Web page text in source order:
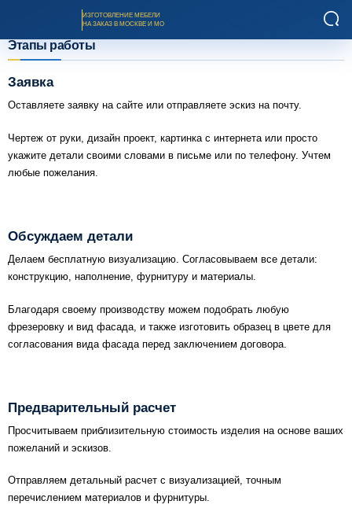
ИЗГОТОВЛЕНИЕ МЕБЕЛИ
НА ЗАКАЗ В МОСКВЕ И МО
Заказать звонок
О компании
Рассрочка и кредит
Акции и скидки
Этапы работы
Заявка
Оставляете заявку на сайте или отправляете эскиз на почту.
Чертеж от руки, дизайн проект, картинка с интернета или просто
укажите детали своими словами в письме или по телефону. Учтем
любые пожелания.
Обсуждаем детали
Делаем бесплатную визуализацию. Согласовываем все детали:
конструкцию, наполнение, фурнитуру и материалы.
Благодаря своему производству можем подобрать любую
фрезеровку и вид фасада, и также изготовить образец в цвете для
согласования вида фасада перед заключением договора.
Предварительный расчет
Просчитываем приблизительную стоимость изделия на основе ваших
пожеланий и эскизов.
Отправляем детальный расчет с визуализацией, точным
перечислением материалов и фурнитуры.